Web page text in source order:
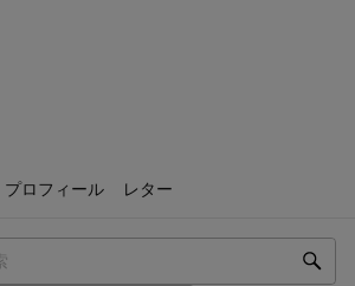
プロフィール レター